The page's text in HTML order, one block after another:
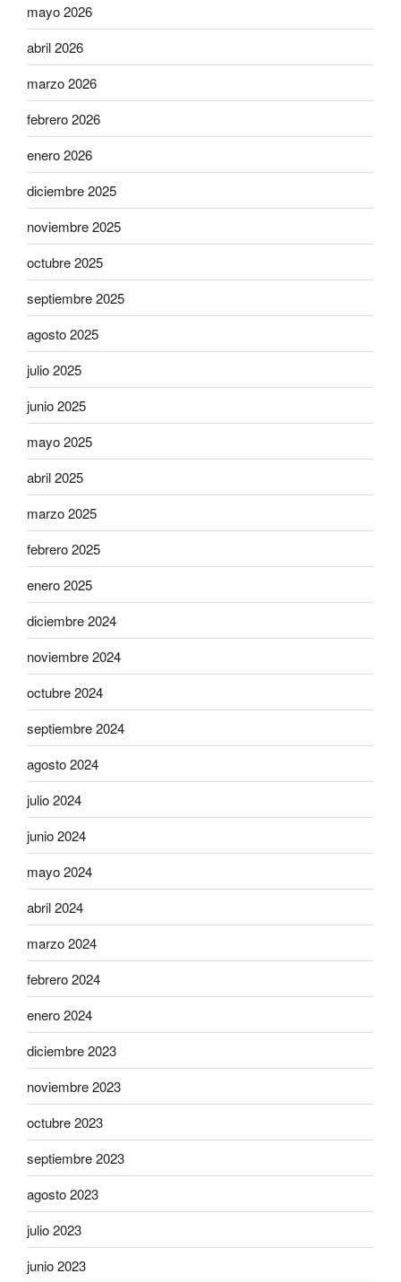
mayo 2026
abril 2026
marzo 2026
febrero 2026
enero 2026
diciembre 2025
noviembre 2025
octubre 2025
septiembre 2025
agosto 2025
julio 2025
junio 2025
mayo 2025
abril 2025
marzo 2025
febrero 2025
enero 2025
diciembre 2024
noviembre 2024
octubre 2024
septiembre 2024
agosto 2024
julio 2024
junio 2024
mayo 2024
abril 2024
marzo 2024
febrero 2024
enero 2024
diciembre 2023
noviembre 2023
octubre 2023
septiembre 2023
agosto 2023
julio 2023
junio 2023